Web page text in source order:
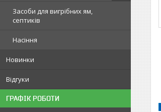
Засоби для вигрібних ям,
септиків
Насіння
Новинки
Відгуки
ГРАФІК РОБОТИ